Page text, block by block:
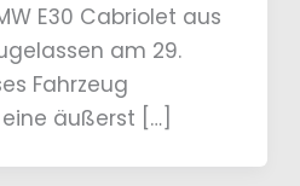
E30 Cabriolet aus
am 29.
Fahrzeug
äußerst […]